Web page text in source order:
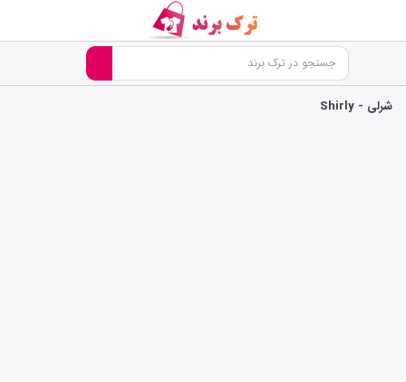
شرلی - Shirly